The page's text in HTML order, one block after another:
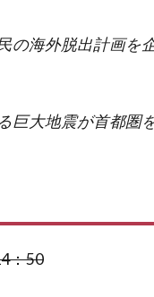
の海外脱出計画を
巨大地震が首都圏
：50